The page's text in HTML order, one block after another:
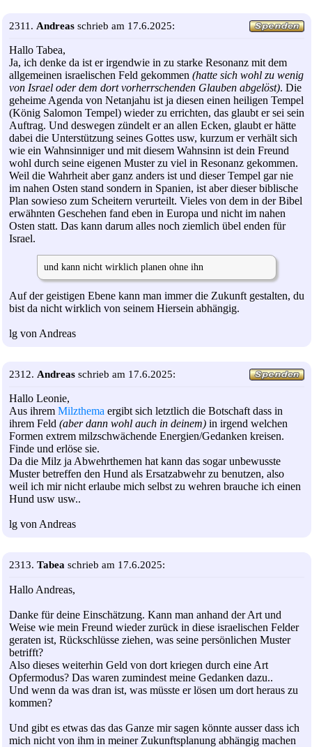
2311. Andreas schrieb am 17.6.2025:
Hallo Tabea,
Ja, ich denke da ist er irgendwie in zu starke Resonanz mit dem
allgemeinen israelischen Feld gekommen (hatte sich wohl zu wenig
von Israel oder dem dort vorherrschenden Glauben abgelöst). Die
geheime Agenda von Netanjahu ist ja diesen einen heiligen Tempel
(König Salomon Tempel) wieder zu errichten, das glaubt er sei sein
Auftrag. Und deswegen zündelt er an allen Ecken, glaubt er hätte
dabei die Unterstützung seines Gottes usw, kurzum er verhält sich
wie ein Wahnsinniger und mit diesem Wahnsinn ist dein Freund
wohl durch seine eigenen Muster zu viel in Resonanz gekommen.
Weil die Wahrheit aber ganz anders ist und dieser Tempel gar nie
im nahen Osten stand sondern in Spanien, ist aber dieser biblische
Plan sowieso zum Scheitern verurteilt. Vieles von dem in der Bibel
erwähnten Geschehen fand eben in Europa und nicht im nahen
Osten statt. Das kann darum alles noch ziemlich übel enden für
Israel.
und kann nicht wirklich planen ohne ihn
Auf der geistigen Ebene kann man immer die Zukunft gestalten, du
bist da nicht wirklich von seinem Hiersein abhängig.
lg von Andreas
2312. Andreas schrieb am 17.6.2025:
Hallo Leonie,
Aus ihrem Milzthema ergibt sich letztlich die Botschaft dass in
ihrem Feld (aber dann wohl auch in deinem) in irgend welchen
Formen extrem milzschwächende Energien/Gedanken kreisen.
Finde und erlöse sie.
Da die Milz ja Abwehrthemen hat kann das sogar unbewusste
Muster betreffen den Hund als Ersatzabwehr zu benutzen, also
weil ich mir nicht erlaube mich selbst zu wehren brauche ich einen
Hund usw usw..
lg von Andreas
2313. Tabea schrieb am 17.6.2025:
Hallo Andreas,
Danke für deine Einschätzung. Kann man anhand der Art und
Weise wie mein Freund wieder zurück in diese israelischen Felder
geraten ist, Rückschlüsse ziehen, was seine persönlichen Muster
betrifft?
Also dieses weiterhin Geld von dort kriegen durch eine Art
Opfermodus? Das waren zumindest meine Gedanken dazu..
Und wenn da was dran ist, was müsste er lösen um dort heraus zu
kommen?
Und gibt es etwas das das Ganze mir sagen könnte ausser dass ich
mich nicht von ihm in meiner Zukunftsplanung abhängig machen